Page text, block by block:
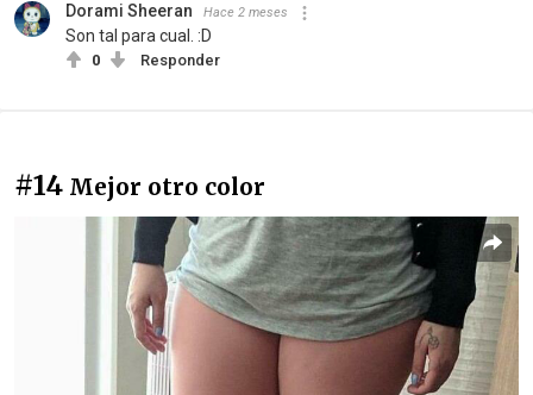
Dorami Sheeran Hace 2 meses
Son tal para cual. :D
0 Responder
#14 Mejor otro color